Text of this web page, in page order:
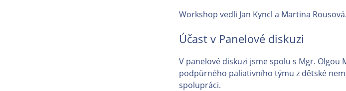
Workshop vedli Jan Kyncl a Martina Rousová.
Účast v Panelové diskuzi
V panelové diskuzi jsme spolu s Mgr.
podpůrného paliativního týmu z dětské
spolupráci.